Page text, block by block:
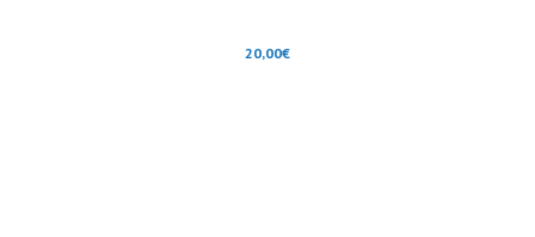
20,00€